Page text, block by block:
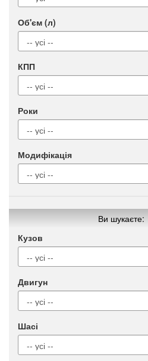
Об'єм (л)
КПП
Роки
Модифікація
Ви шукаєте:
Кузов
Двигун
Шасі